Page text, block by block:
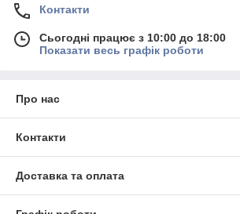
Контакти
Сьогодні працює з 10:00 до 18:00
Показати весь графік роботи
Про нас
Контакти
Доставка та оплата